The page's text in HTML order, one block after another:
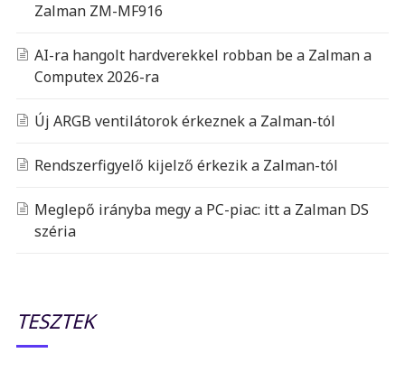
Zalman ZM-MF916
AI-ra hangolt hardverekkel robban be a Zalman a
Computex 2026-ra
Új ARGB ventilátorok érkeznek a Zalman-tól
Rendszerfigyelő kijelző érkezik a Zalman-tól
Meglepő irányba megy a PC-piac: itt a Zalman DS
széria
TESZTEK